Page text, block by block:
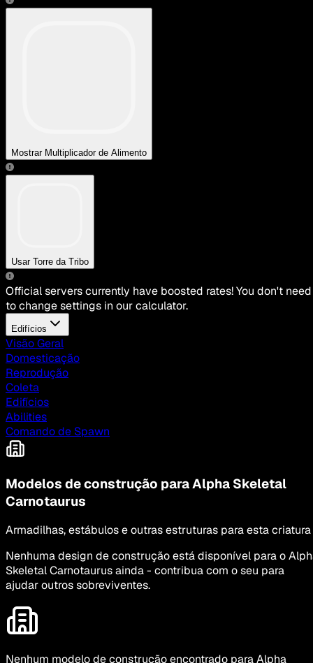
Mostrar Multiplicador de Alimento
Usar Torre da Tribo
Official servers currently have boosted rates! You don't need
to change settings in our calculator.
Edifícios
Visão Geral
Domesticação
Reprodução
Coleta
Edifícios
Abilities
Comando de Spawn
Modelos de construção para Alpha Skeletal
Carnotaurus
Armadilhas, estábulos e outras estruturas para esta criatura
Nenhuma design de construção está disponível para o
Skeletal Carnotaurus ainda - contribua com o seu para
ajudar outros sobreviventes.
Nenhum modelo de construção encontrado para Alpha